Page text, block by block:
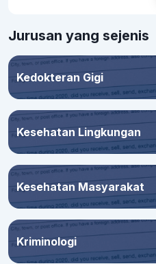
Jurusan yang sejenis
Kedokteran Gigi
Kesehatan Lingkungan
Kesehatan Masyarakat
Kriminologi